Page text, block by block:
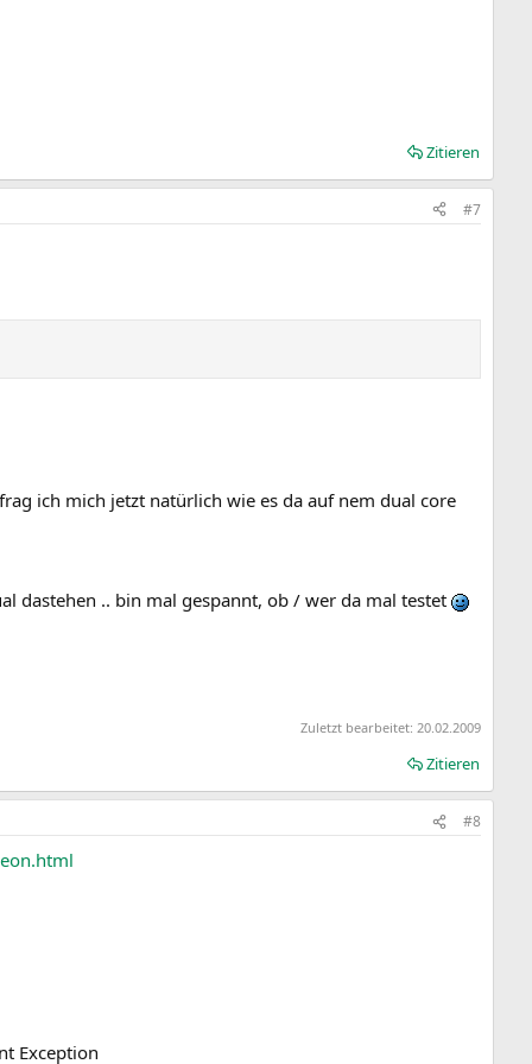
Zitieren
#7
ich mich jetzt natürlich wie es da auf nem dual core
dastehen .. bin mal gespannt, ob / wer da mal testet
Zuletzt bearbeitet: 20.02.2009
Zitieren
#8
Exception